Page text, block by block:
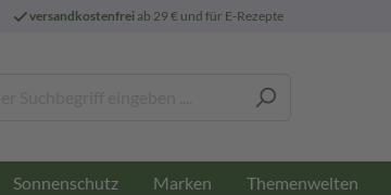
versandkostenfreiab 29 € und für E-Rezepte
Sonnenschutz Marken Themenwelten